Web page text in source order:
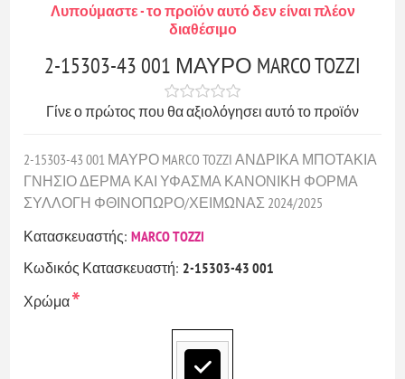
Λυπούμαστε - το προϊόν αυτό δεν είναι πλέον
διαθέσιμο
2-15303-43 001 ΜΑΥΡΟ MARCO TOZZI
Γίνε ο πρώτος που θα αξιολόγησει αυτό το προϊόν
2-15303-43 001 ΜΑΥΡΟ MARCO TOZZI ΑΝΔΡΙΚΑ ΜΠΟΤΑΚΙΑ
ΓΝΗΣΙΟ ΔΕΡΜΑ ΚΑΙ ΥΦΑΣΜΑ ΚΑΝΟΝΙΚΗ ΦΟΡΜΑ
ΣΥΛΛΟΓΗ ΦΘΙΝΟΠΩΡΟ/ΧΕΙΜΩΝΑΣ 2024/2025
Κατασκευαστής: MARCO TOZZI
Κωδικός Κατασκευαστή: 2-15303-43 001
Χρώμα*